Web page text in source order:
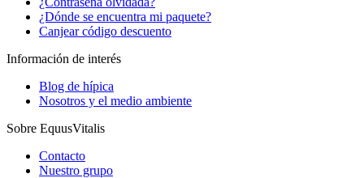
¿Dónde se encuentra mi paquete?
Canjear código descuento
Información de interés
Blog de hípica
Nosotros y el medio ambiente
Sobre EquusVitalis
Contacto
Nuestro grupo